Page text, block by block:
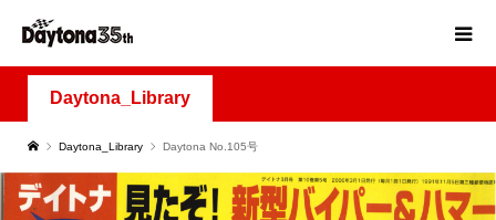
Daytona_Library
Daytona_Library Daytona No.105号